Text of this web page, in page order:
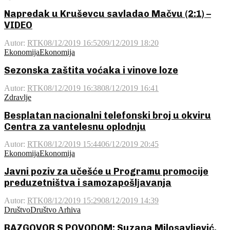
Napredak u Kruševcu savladao Mačvu (2:1) –
VIDEO
Autor: RTK08/12/2019 16:5209/12/2019 18:20
EkonomijaEkonomija
Sezonska zaštita voćaka i vinove loze
Autor: RTK08/12/2019 16:3808/12/2019 16:41
Zdravlje
Besplatan nacionalni telefonski broj u okviru
Centra za vantelesnu oplodnju
Autor: RTK08/12/2019 15:4406/12/2019 20:45
EkonomijaEkonomija
Javni poziv za učešće u Programu promocije
preduzetništva i samozapošlјavanja
Autor: RTK08/12/2019 15:2908/12/2019 14:39
DruštvoDruštvo Arhiva